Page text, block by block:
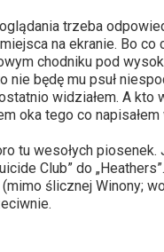
trzeba
na ekranie. Bo
chodniku pod
nie będę mu psuł
widziałem. A kto
oka tego co
tu wesołych
Club” do
ślicznej Winony;